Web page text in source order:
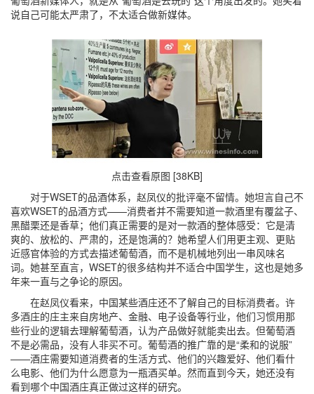
说自己可能太严肃了，不太适合做新媒体。
点击查看原图 [38KB]
对于WSET的品酒体系，赵凤仪的批评毫不留情。她坦言自己不
喜欢WSET的品酒方式——消费者并不需要知道一款酒里有覆盆子、
黑醋栗还是香草；他们真正需要的是对一款酒的整体感受：它是清
爽的、放松的、严肃的，还是饱满的？她希望人们用更主观、更贴
近感官体验的方式去描述葡萄酒，而不是机械地列出一串风味名
词。她甚至直言，WSET的很多结构并不适合中国学生，这也是她多
年来一直与之争论的原因。
在赵凤仪看来，中国某些酒庄还不了解自己的目标消费者。许
多酒庄的庄主来自房地产、金融、电子设备等行业，他们习惯用那
些行业的逻辑去理解葡萄酒，认为产品做好就能卖出去。但葡萄酒
不是必需品，没有人非买不可。葡萄酒的推广靠的是“柔和的说服”
——酒庄需要知道消费者的生活方式、他们的兴趣爱好、他们看什
么电影、他们为什么愿意为一瓶酒买单。然而直到今天，她还没有
看到哪个中国酒庄真正做过这样的研究。